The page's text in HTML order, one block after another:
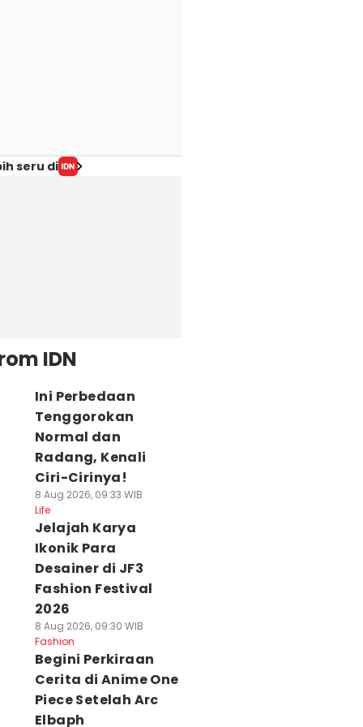
seru di
IDN
Ini Perbedaan
Tenggorokan
Normal dan
Radang, Kenali
Ciri-Cirinya!
8 Aug 2026, 09:33 WIB
Life
Jelajah Karya
Ikonik Para
Desainer di JF3
Fashion Festival
2026
8 Aug 2026, 09:30 WIB
Fashion
Begini Perkiraan
Cerita di Anime One
Piece Setelah Arc
Elbaph